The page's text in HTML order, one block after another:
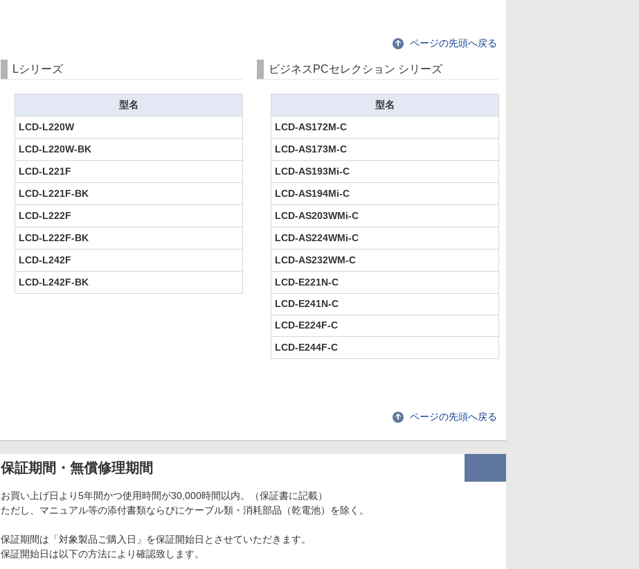
ページの先頭へ戻る
Lシリーズ
型名
LCD-L220W
LCD-L220W-BK
LCD-L221F
LCD-L221F-BK
LCD-L222F
LCD-L222F-BK
LCD-L242F
LCD-L242F-BK
ビジネスPCセレクション シリーズ
型名
LCD-AS172M-C
LCD-AS173M-C
LCD-AS193Mi-C
LCD-AS194Mi-C
LCD-AS203WMi-C
LCD-AS224WMi-C
LCD-AS232WM-C
LCD-E221N-C
LCD-E241N-C
LCD-E224F-C
LCD-E244F-C
ページの先頭へ戻る
保証期間・無償修理期間
お買い上げ日より5年間かつ使用時間が30,000時間以内。（保証書に記載）
ただし、マニュアル等の添付書類ならびにケーブル類・消耗部品（乾電池）を除く。
保証期間は「対象製品ご購入日」を保証開始日とさせていただきます。
保証開始日は以下の方法により確認致します。